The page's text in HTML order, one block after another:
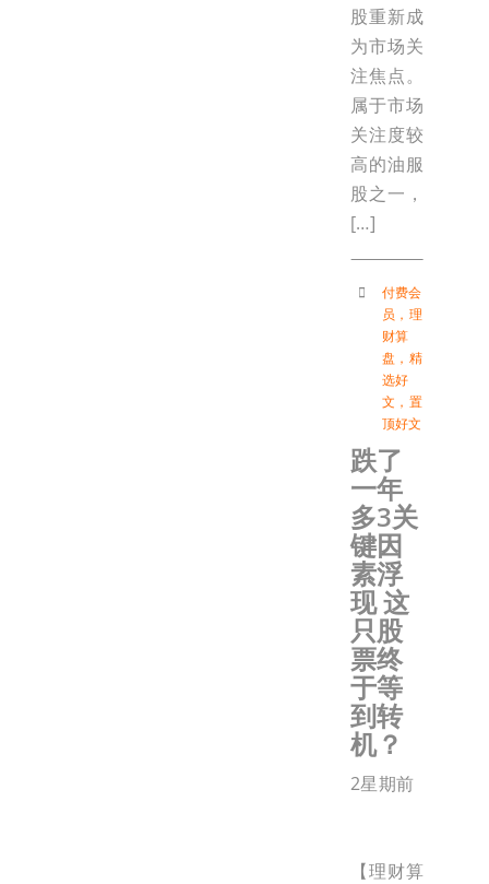
股重新成
为市场关
注焦点。
属于市场
关注度较
高的油服
股之一，
[…]
付费会
员 ， 理
财算
盘 ， 精
选好
文 ， 置
顶好文
跌了
一年
多3关
键因
素浮
现 这
只股
票终
于等
到转
机？
2星期前
【理财算